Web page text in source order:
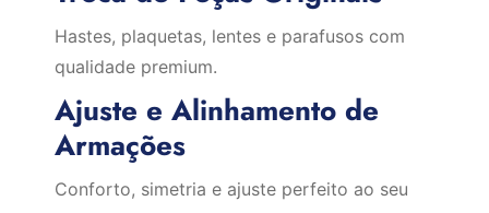
Hastes, plaquetas, lentes e parafusos com
qualidade premium.
Ajuste e Alinhamento de
Armações
Conforto, simetria e ajuste perfeito ao seu